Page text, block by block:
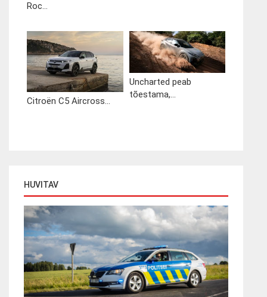
Roc...
Citroën C5 Aircross...
Uncharted peab
tõestama,...
HUVITAV